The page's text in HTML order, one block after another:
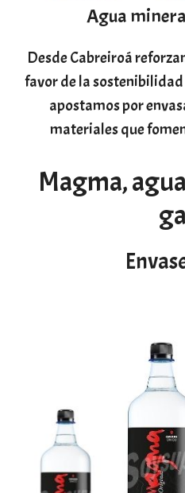
Agua
Desde Cabreiroá
favor de la
apostamos por
materiales que
Magma,